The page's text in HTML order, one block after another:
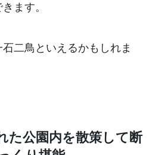
ます。
二鳥といえるかもしれま
た公園内を散策して断